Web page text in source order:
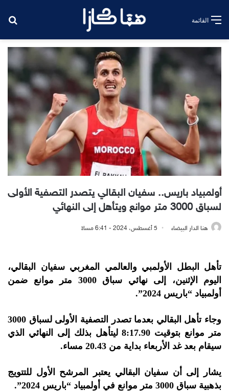
القائمة
أولمبياد باريس.. سفيان البقالي يتصدر التصفية الأولى
لسباق 3000 متر موانع ويتأهل إلى النهائي
هنا الدار البيضاء 5 أغسطس، 2024 - 6:41 مساءً
تأهل البطل الأولمبي والعالمي المغربي سفيان البقالي،
اليوم الإثنين، إلى نهائي سباق 3000 متر موانع ضمن
أولمبياد “باريس 2024”.
وجاء تأهل البقالي بعدما تصدر التصفية الأولى لسباق 3000
متر موانع بتوقيت 8:17.90 ليتأهل بذلك إلى النهائي الذي
سيقام بعد غد الأربعاء بداية من 20.43 مساء.
يشار إلى أن سفيان البقالي يعتبر المرشح الأول للتتويج
بذهبية سباق 3000 متر موانع في أولمبياد “باريس 2024”.